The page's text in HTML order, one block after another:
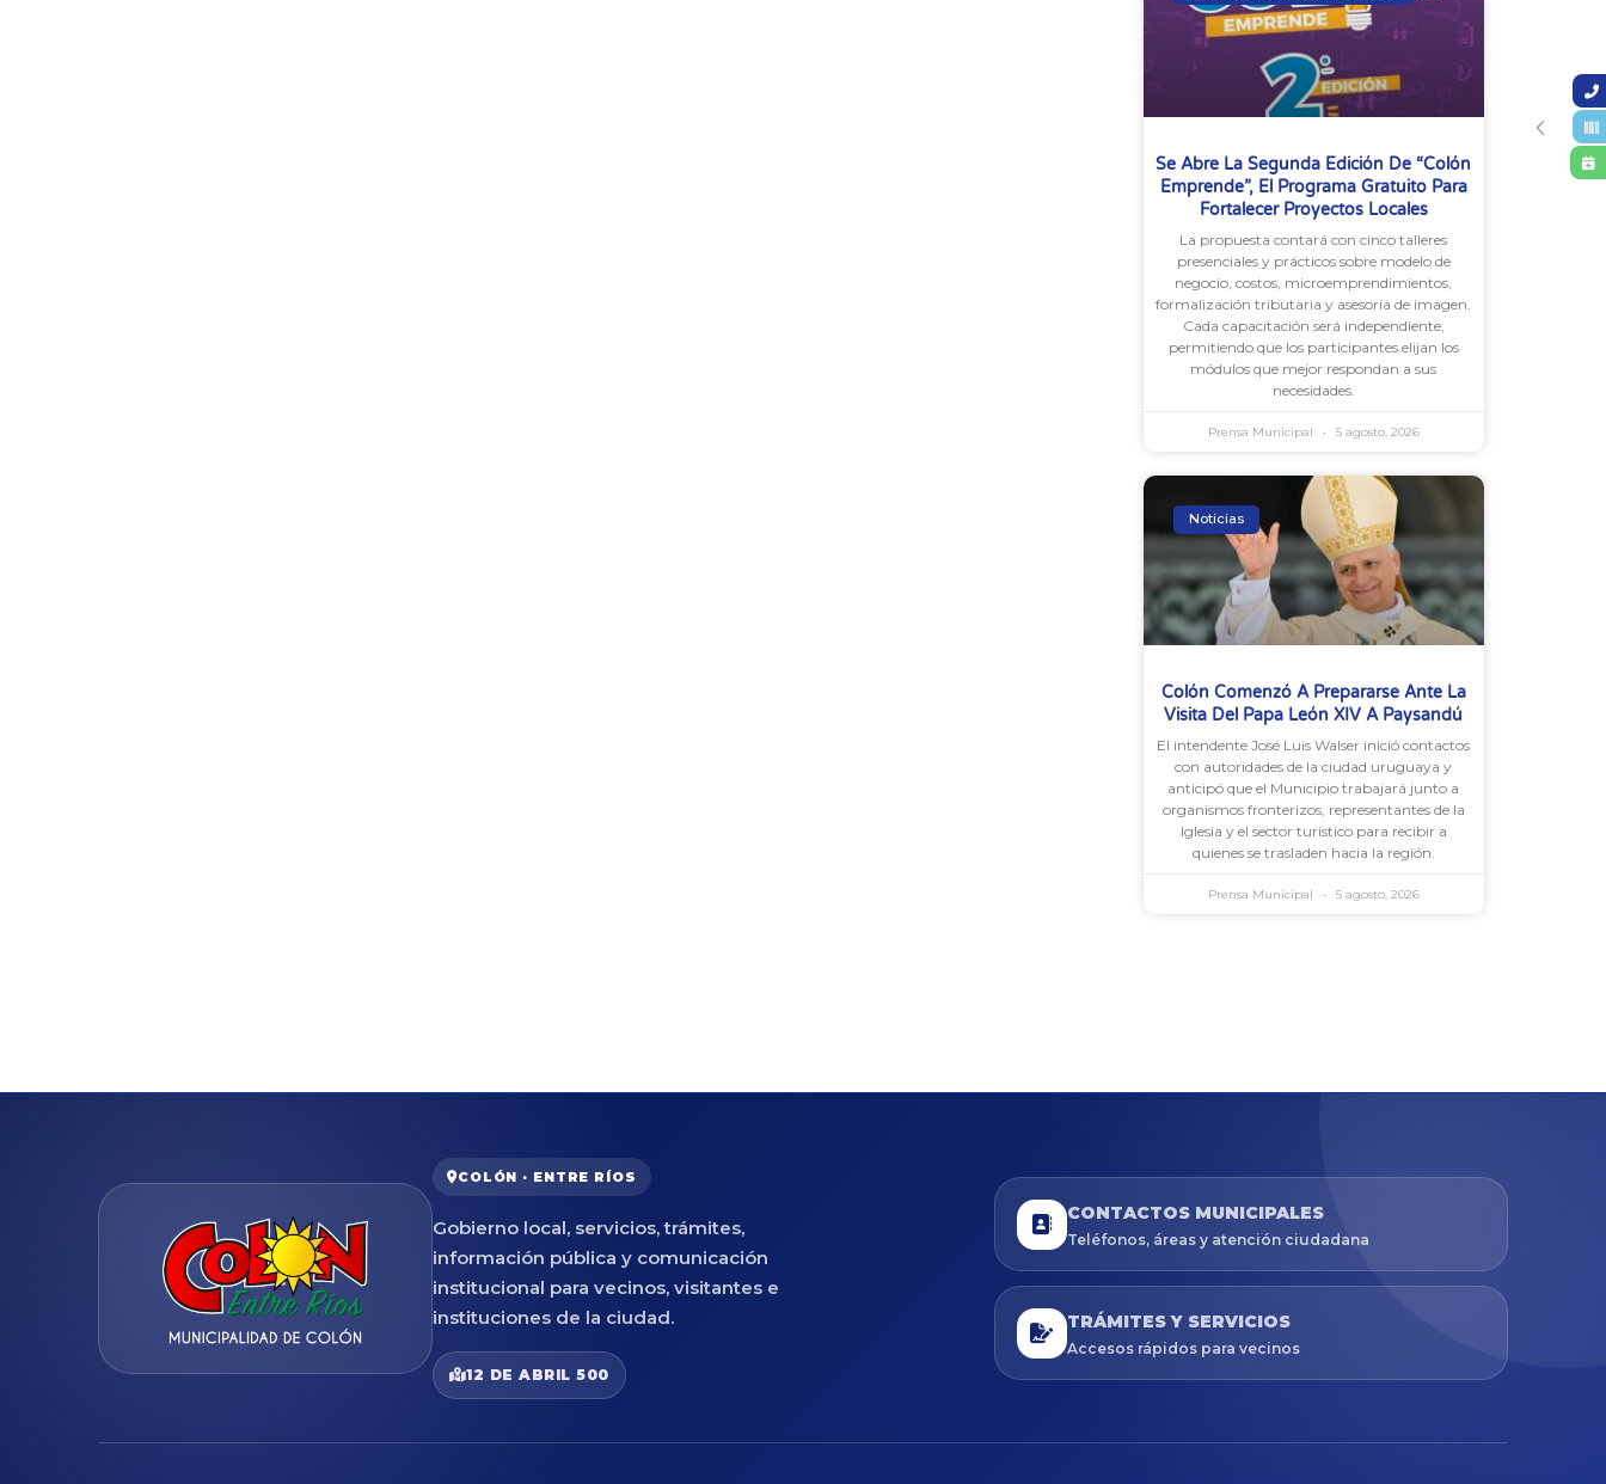
Se Abre La Segunda Edición De “Colón
Emprende”, El Programa Gratuito Para
Fortalecer Proyectos Locales
La propuesta contará con cinco talleres
presenciales y prácticos sobre modelo de
negocio, costos, microemprendimientos,
formalización tributaria y asesoría de imagen.
Cada capacitación será independiente,
permitiendo que los participantes elijan los
módulos que mejor respondan a sus
necesidades.
Prensa Municipal 5 agosto, 2026
Noticias
Colón Comenzó A Prepararse Ante La
Visita Del Papa León XIV A Paysandú
El intendente José Luis Walser inició contactos
con autoridades de la ciudad uruguaya y
anticipó que el Municipio trabajará junto a
organismos fronterizos, representantes de la
Iglesia y el sector turístico para recibir a
quienes se trasladen hacia la región.
Prensa Municipal 5 agosto, 2026
COLÓN · ENTRE RÍOS
Gobierno local, servicios, trámites,
información pública y comunicación
institucional para vecinos, visitantes e
instituciones de la ciudad.
12 DE ABRIL 500
CONTACTOS MUNICIPALES
Teléfonos, áreas y atención ciudadana
TRÁMITES Y SERVICIOS
Accesos rápidos para vecinos